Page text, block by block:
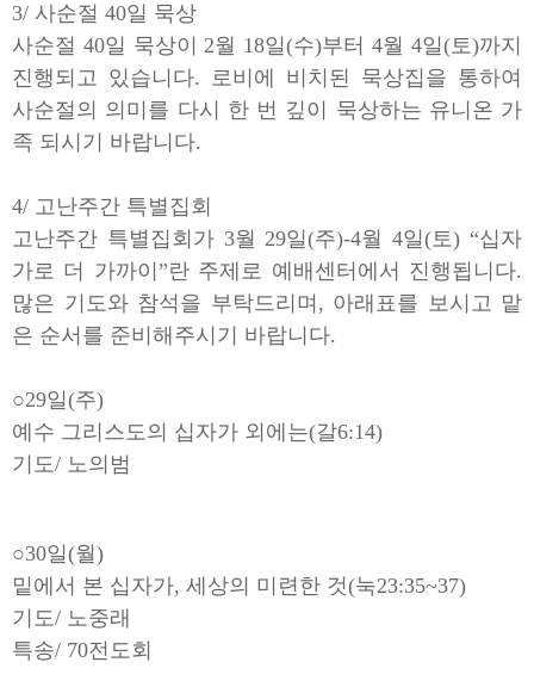
3/ 사순절 40일 묵상
사순절 40일 묵상이 2월 18일(수)부터 4월 4일(토)까지
진행되고 있습니다. 로비에 비치된 묵상집을 통하여
사순절의 의미를 다시 한 번 깊이 묵상하는 유니온 가
족 되시기 바랍니다.
4/ 고난주간 특별집회
고난주간 특별집회가 3월 29일(주)-4월 4일(토) “십자
가로 더 가까이”란 주제로 예배센터에서 진행됩니다.
많은 기도와 참석을 부탁드리며, 아래표를 보시고 맡
은 순서를 준비해주시기 바랍니다.
○29일(주)
예수 그리스도의 십자가 외에는(갈6:14)
기도/ 노의범
○30일(월)
밑에서 본 십자가, 세상의 미련한 것(눅23:35~37)
기도/ 노중래
특송/ 70전도회